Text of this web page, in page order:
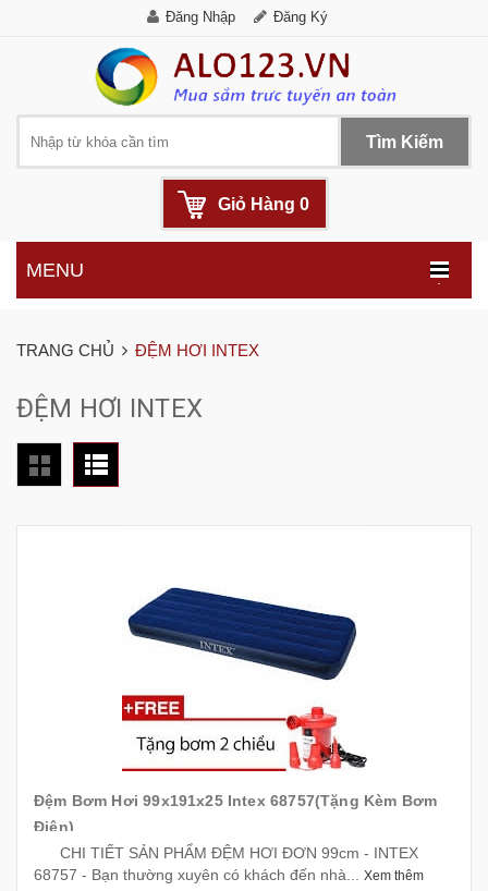
Đăng Nhập Đăng Ký
Tìm Kiếm
Giỏ Hàng 0
.
MENU
TRANG CHỦ ĐỆM HƠI INTEX
ĐỆM HƠI INTEX
Đệm Bơm Hơi 99x191x25 Intex 68757(Tặng Kèm Bơm
Điện)
CHI TIẾT SẢN PHẨM ĐỆM HƠI ĐƠN 99cm - INTEX
68757 - Bạn thường xuyên có khách đến nhà... Xem thêm